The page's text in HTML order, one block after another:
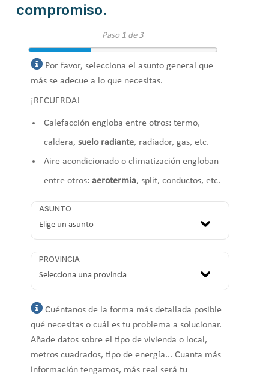
compromiso.
Paso 1de 3
Por favor, selecciona el asunto general que
más se adecue a lo que necesitas.
¡RECUERDA!
Calefacción engloba entre otros: termo,
caldera, suelo radiante, radiador, gas, etc.
Aire acondicionado o climatización engloban
entre otros: aerotermia, split, conductos, etc.
ASUNTO
PROVINCIA
Cuéntanos de la forma más detallada posible
qué necesitas o cuál es tu problema a solucionar.
Añade datos sobre el tipo de vivienda o local,
metros cuadrados, tipo de energía... Cuanta más
información tengamos, más real será tu